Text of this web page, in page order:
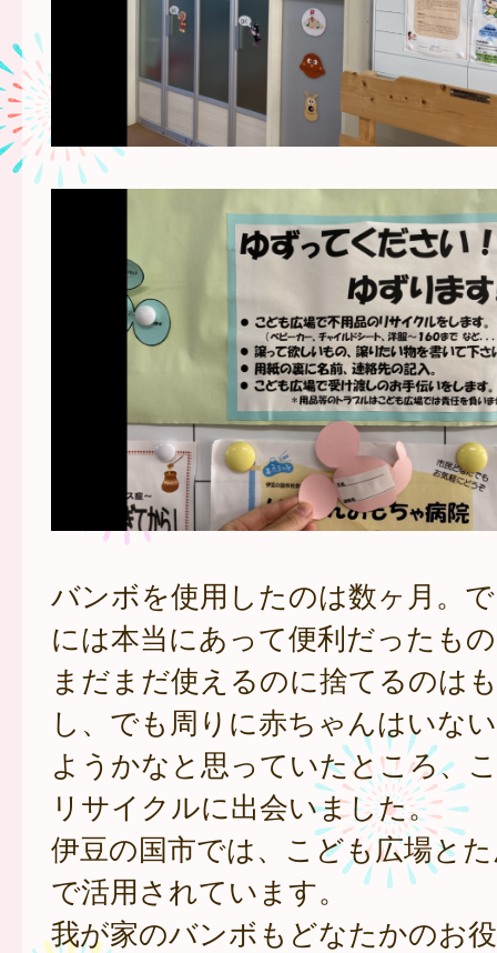
バンボを使用したのは数ヶ月。
には本当にあって便利だったも
まだまだ使えるのに捨てるのは
し、でも周りに赤ちゃんはいな
ようかなと思っていたところ、
リサイクルに出会いました。
伊豆の国市では、こども広場と
で活用されています。
我が家のバンボもどなたかのお